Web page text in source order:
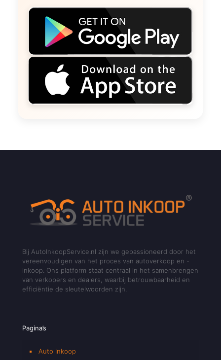
Bij AutoInkoopService.nl zijn we gepassioneerd door het
vereenvoudigen van het proces van autoverkoop en -
inkoop. Ons platform staat centraal in het samenbrengen
van verkopers en dealers, waarbij betrouwbaarheid en
efficiëntie de sleutelwoorden zijn.
Pagina’s
Auto Inkoop